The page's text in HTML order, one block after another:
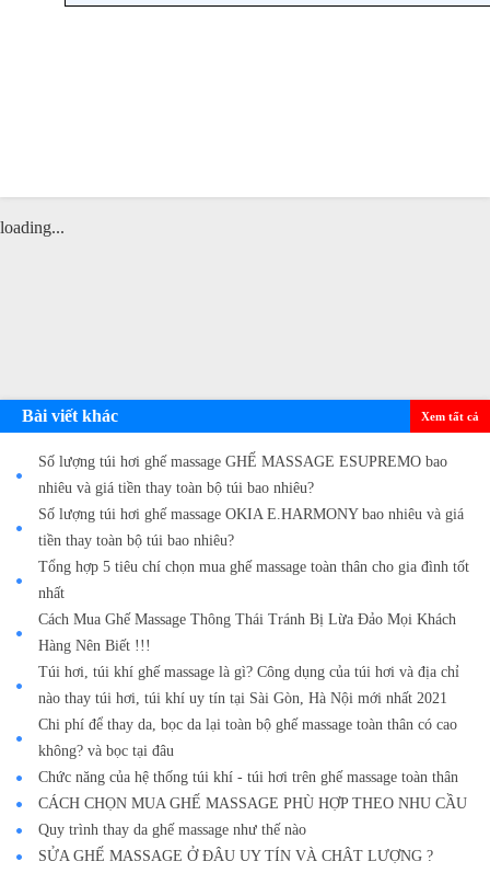
loading...
Bài viết khác Xem tất cả
Số lượng túi hơi ghế massage GHẾ MASSAGE ESUPREMO bao
nhiêu và giá tiền thay toàn bộ túi bao nhiêu?
Số lượng túi hơi ghế massage OKIA E.HARMONY bao nhiêu và giá
tiền thay toàn bộ túi bao nhiêu?
Tổng hợp 5 tiêu chí chọn mua ghế massage toàn thân cho gia đình tốt
nhất
Cách Mua Ghế Massage Thông Thái Tránh Bị Lừa Đảo Mọi Khách
Hàng Nên Biết !!!
Túi hơi, túi khí ghế massage là gì? Công dụng của túi hơi và địa chỉ
nào thay túi hơi, túi khí uy tín tại Sài Gòn, Hà Nội mới nhất 2021
Chi phí để thay da, bọc da lại toàn bộ ghế massage toàn thân có cao
không? và bọc tại đâu
Chức năng của hệ thống túi khí - túi hơi trên ghế massage toàn thân
CÁCH CHỌN MUA GHẾ MASSAGE PHÙ HỢP THEO NHU CẦU
Quy trình thay da ghế massage như thế nào
SỬA GHẾ MASSAGE Ở ĐÂU UY TÍN VÀ CHÂT LƯỢNG ?